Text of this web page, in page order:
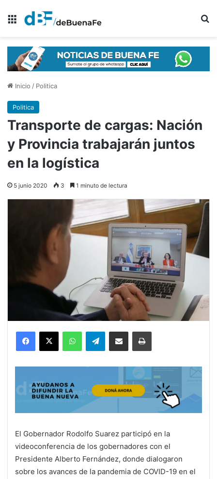
Menú
Inicio / Politica
Politica
Transporte de cargas: Nación
y Provincia trabajarán juntos
en la logística
5 junio 2020 3 1 minuto de lectura
Telegram
El Gobernador Rodolfo Suarez participó en la
videoconferencia de los gobernadores con el
Presidente Alberto Fernández, donde dialogaron
sobre los avances de la pandemia de COVID-19 en el